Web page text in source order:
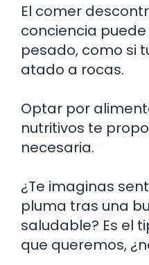
El comer
conciencia
pesado, como si
atado a rocas.
Optar por
nutritivos te
necesaria.
¿Te imaginas
pluma tras una
saludable? Es el
que queremos,